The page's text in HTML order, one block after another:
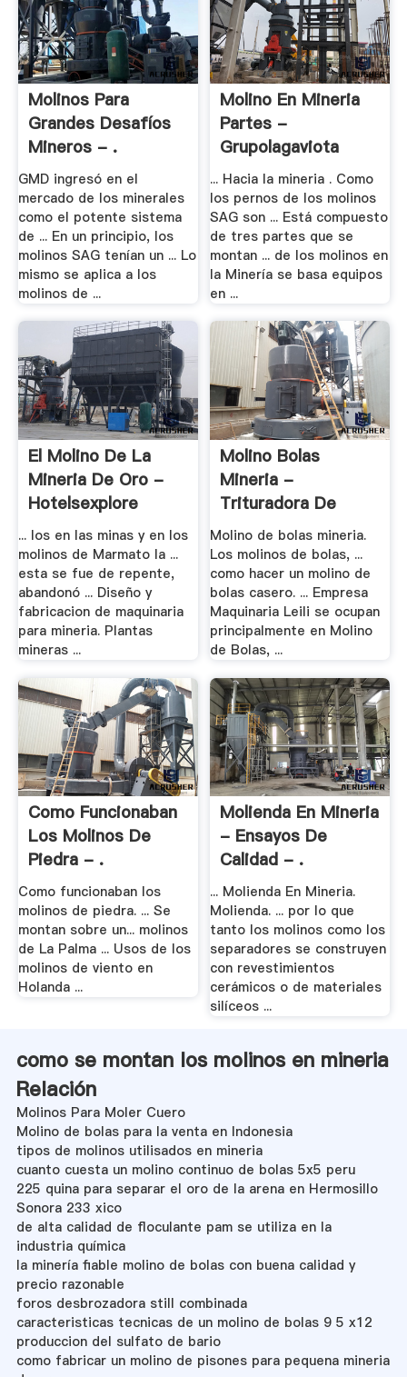
Molinos Para
Grandes Desafíos
Mineros - .
GMD ingresó en el
mercado de los minerales
como el potente sistema
de ... En un principio, los
molinos SAG tenían un ... Lo
mismo se aplica a los
molinos de ...
Molino En Mineria
Partes -
Grupolagaviota
... Hacia la mineria . Como
los pernos de los molinos
SAG son ... Está compuesto
de tres partes que se
montan ... de los molinos en
la Minería se basa equipos
en ...
El Molino De La
Mineria De Oro -
Hotelsexplore
... los en las minas y en los
molinos de Marmato la ...
esta se fue de repente,
abandonó ... Diseño y
fabricacion de maquinaria
para mineria. Plantas
mineras ...
Molino Bolas
Mineria -
Trituradora De
Cono
Molino de bolas mineria.
Los molinos de bolas, ...
como hacer un molino de
bolas casero. ... Empresa
Maquinaria Leili se ocupan
principalmente en Molino
de Bolas, ...
Como Funcionaban
Los Molinos De
Piedra - .
Como funcionaban los
molinos de piedra. ... Se
montan sobre un... molinos
de La Palma ... Usos de los
molinos de viento en
Holanda ...
Molienda En Mineria
- Ensayos De
Calidad - .
... Molienda En Mineria.
Molienda. ... por lo que
tanto los molinos como los
separadores se construyen
con revestimientos
cerámicos o de materiales
silíceos ...
como se montan los molinos en mineria
Relación
Molinos Para Moler Cuero
Molino de bolas para la venta en Indonesia
tipos de molinos utilisados en mineria
cuanto cuesta un molino continuo de bolas 5x5 peru
225 quina para separar el oro de la arena en Hermosillo
Sonora 233 xico
de alta calidad de floculante pam se utiliza en la
industria química
la minería fiable molino de bolas con buena calidad y
precio razonable
foros desbrozadora still combinada
caracteristicas tecnicas de un molino de bolas 9 5 x12
produccion del sulfato de bario
como fabricar un molino de pisones para pequena mineria